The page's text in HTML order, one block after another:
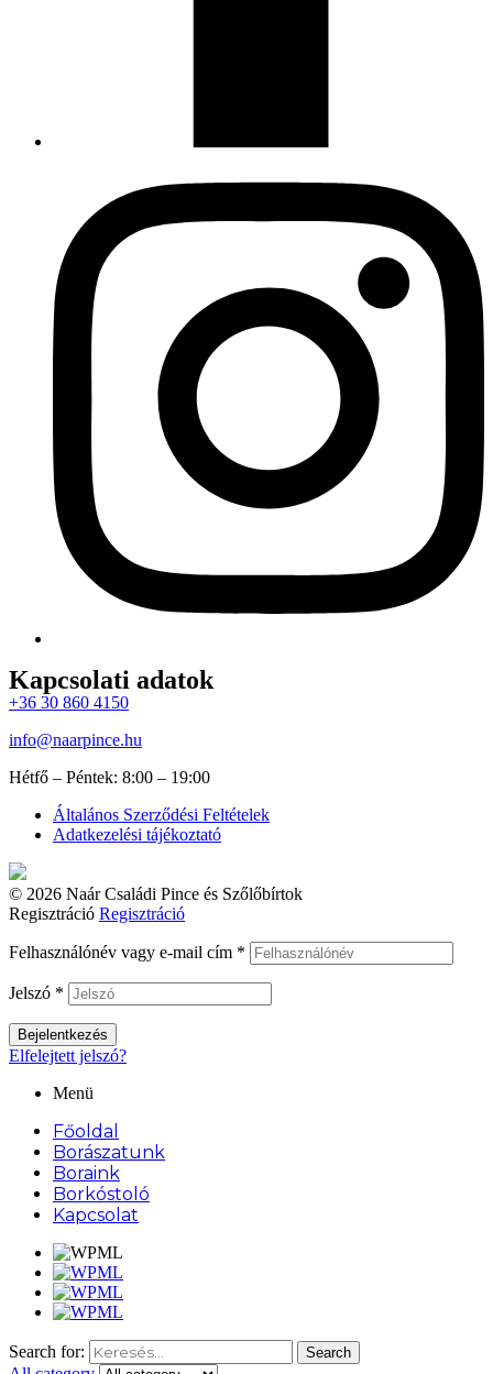
Kapcsolati adatok
+36 30 860 4150
info@naarpince.hu
Hétfő – Péntek: 8:00 – 19:00
Általános Szerződési Feltételek
Adatkezelési tájékoztató
© 2026 Naár Családi Pince és Szőlőbírtok
Regisztráció Regisztráció
Felhasználónév vagy e-mail cím *
Jelszó *
Bejelentkezés
Elfelejtett jelszó?
Menü
Főoldal
Borászatunk
Boraink
Borkóstoló
Kapcsolat
Search for: Search